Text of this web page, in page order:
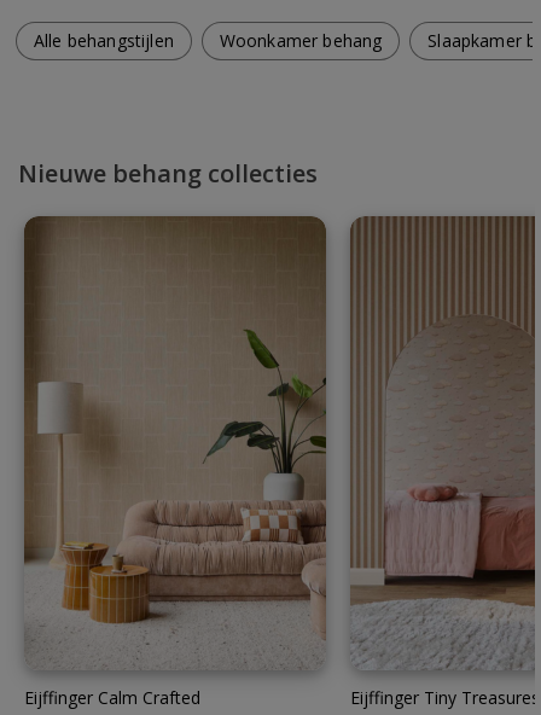
Alle behangstijlen Woonkamer behang Slaapkamer
Nieuwe behang collecties
Eijffinger Calm Crafted Eijffinger Tiny Treasures